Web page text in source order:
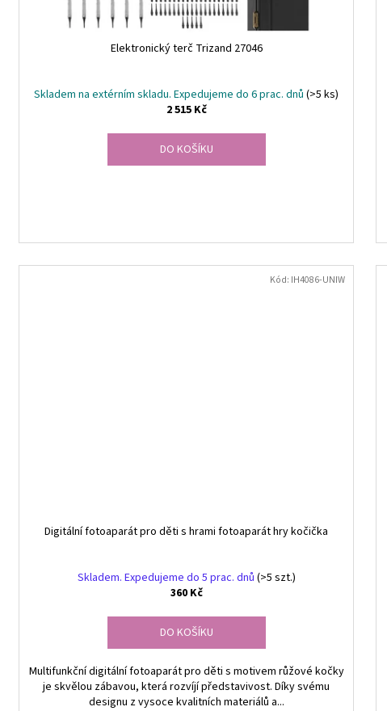
Elektronický terč Trizand 27046
Skladem na extérním skladu. Expedujeme do 6 prac. dnů(>5 ks)
2 515 Kč
DO KOŠÍKU
Digitální fotoaparát pro děti s hrami fotoaparát hry kočička
Skladem. Expedujeme do 5 prac. dnů (>5 szt.)
360 Kč
DO KOŠÍKU
Multifunkční digitální fotoaparát pro děti s motivem růžové kočky
je skvělou zábavou, která rozvíjí představivost. Díky svému
designu z vysoce kvalitních materiálů a...
Kód: IH4086-UNIW